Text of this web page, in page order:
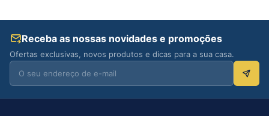
Receba as nossas novidades e promoções
Ofertas exclusivas, novos produtos e dicas para a sua casa.